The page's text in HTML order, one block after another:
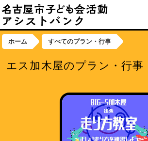
ホーム すべてのプラン・行事
エス加木屋のプラン・行事